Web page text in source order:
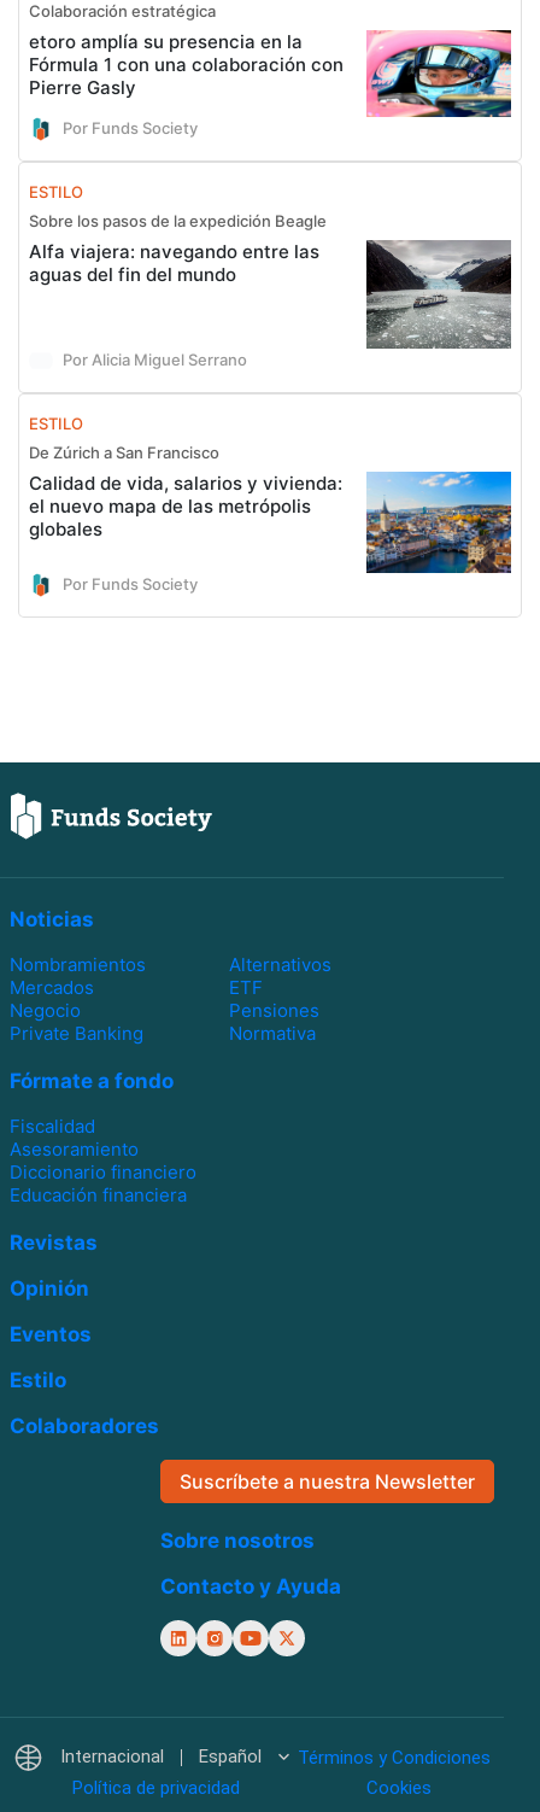
Colaboración estratégica
etoro amplía su presencia en la
Fórmula 1 con una colaboración con
Pierre Gasly
Por Funds Society
ESTILO
Sobre los pasos de la expedición Beagle
Alfa viajera: navegando entre las
aguas del fin del mundo
Por Alicia Miguel Serrano
ESTILO
De Zúrich a San Francisco
Calidad de vida, salarios y vivienda:
el nuevo mapa de las metrópolis
globales
Por Funds Society
Noticias
Nombramientos
Alternativos
Mercados
ETF
Negocio
Pensiones
Private Banking
Normativa
Fórmate a fondo
Fiscalidad
Asesoramiento
Diccionario financiero
Educación financiera
Revistas
Opinión
Eventos
Estilo
Colaboradores
Suscríbete a nuestra Newsletter
Sobre nosotros
Contacto y Ayuda
Internacional Español
Términos y Condiciones
Política de privacidad
Cookies